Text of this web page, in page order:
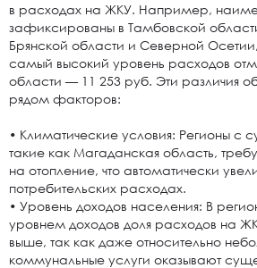
в расходах на ЖКУ. Например,
зафиксированы в Тамбовской
Брянской области и Северной
самый высокий уровень расходов
области — 11 253 руб. Эти различия
рядом факторов:
• Климатические условия: Регионы с
такие как Магаданская область,
на отопление, что автоматически
потребительских расходах.
• Уровень доходов населения: В
уровнем доходов доля расходов на
выше, так как даже относительно
коммунальные услуги оказывают